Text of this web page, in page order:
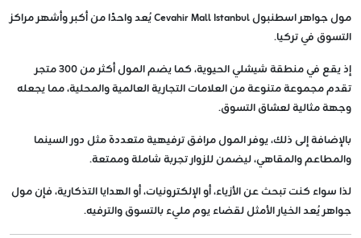
مول جواهر اسطنبول Cevahir Mall Istanbul يُعد واحدًا من أكبر وأشهر مراكز
التسوق في تركيا.
إذ يقع في منطقة شيشلي الحيوية، كما يضم المول أكثر من 300 متجر
تقدم مجموعة متنوعة من العلامات التجارية العالمية والمحلية، مما يجعله
وجهة مثالية لعشاق التسوق.
بالإضافة إلى ذلك، يوفر المول مرافق ترفيهية متعددة مثل دور السينما
والمطاعم والمقاهي، ليضمن للزوار تجربة شاملة وممتعة.
لذا سواء كنت تبحث عن الأزياء، أو الإلكترونيات، أو الهدايا التذكارية، فإن مول
جواهر يُعد الخيار الأمثل لقضاء يوم مليء بالتسوق والترفيه.